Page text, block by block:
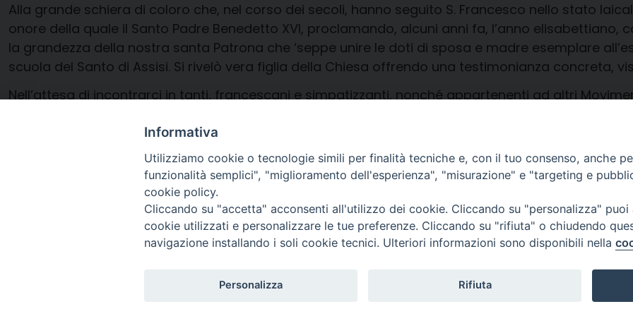
Alla grande schiera di coloro che, nel corso dei secoli, hanno seguito S. Francesco nello stato
onore della quale il Santo Padre Benedetto XVI, proclamando, alcuni anni fa, l’anno
la grandezza della nostra santa Patrona che ‘seppe unire le doti di sposa e madre esemplare
scuola del Santo di Assisi. Si rivelò vera figlia della Chiesa offrendo una testimonianza concreta,
Nell’attesa di incontrarci in tanti, francescani e simpatizzanti, nonché appartenenti ad altri
I francescani secolari di Ravenna
Arcidiocesi di Ravenna-Cervia CONTATTI
curia@diocesiravennacervia.it
Informativa
Utilizziamo cookie o tecnologie simili per finalità tecniche e, con il tuo consenso, anche
funzionalità semplici", "miglioramento dell'esperienza", "misurazione" e "targeting e
cookie policy.
Cliccando su "accetta" acconsenti all'utilizzo dei cookie. Cliccando su "personalizza"
cookie utilizzati e personalizzare le tue preferenze. Cliccando su "rifiuta" o chiudendo
navigazione installando i soli cookie tecnici. Ulteriori informazioni sono disponibili nella
Personalizza Rifiuta